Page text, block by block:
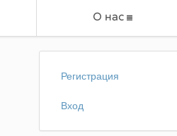
О нас
Регистрация
Вход